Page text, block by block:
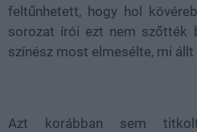
feltűnhetett, hogy hol
sorozat írói ezt nem szőtték
színész most elmesélte, mi állt
Azt korábban sem